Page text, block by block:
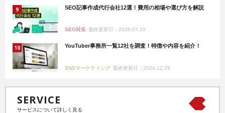
SEO記事作成代行会社12選！費用の相場や選び方を解説
SEO対策 最終更新日：2026.07.10
YouTuber事務所一覧12社を調査！特徴や内容を紹介！
SNSマーケティング 最終更新日：2024.12.25
SERVICE
サービスについて詳しく見る